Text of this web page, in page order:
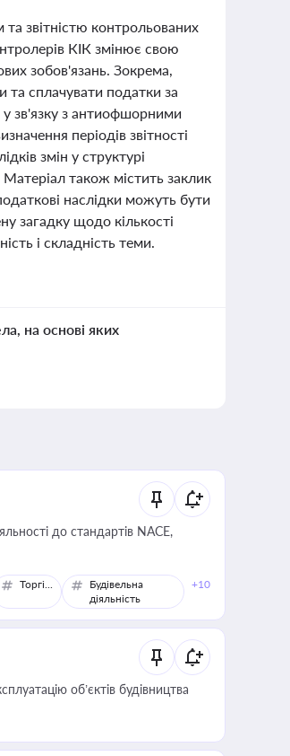
звітністю контрольованих
КІК змінює свою
зобов'язань. Зокрема,
та сплачувати податки за
у зв'язку з антиофшорними
періодів звітності
змін у структурі
також містить заклик
наслідки можуть бути
загадку щодо кількості
і складність теми.
на основі яких
до стандартів NACE,
Торгівля
Будівельна
діяльність
+10
об’єктів будівництва